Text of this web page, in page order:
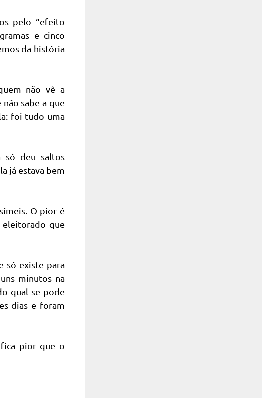
pelo “efeito
e cinco
da história
não vê a
sabe a que
foi tudo uma
só deu saltos
já estava bem
O pior é
eleitorado que
só existe para
minutos na
qual se pode
dias e foram
fica pior que o